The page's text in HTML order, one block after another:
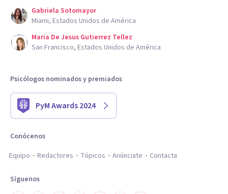
Gabriela Sotomayor
Miami, Estados Unidos de América
Maria De Jesus Gutierrez Tellez
San Francisco, Estados Unidos de América
Psicólogos nominados y premiados
PyM Awards 2024
Conócenos
Equipo
Redactores Tópicos Anúnciate Contacta
Síguenos